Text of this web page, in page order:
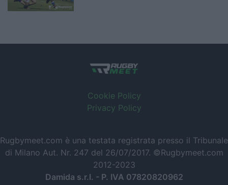
Cookie Policy
Privacy Policy
Rugbymeet.com è una testata registrata presso il Tribunale
di Milano Aut. Nr. 247 del 26/07/2017. ©Rugbymeet.com
2012-2023
Damida s.r.l. - P. IVA 07820820962